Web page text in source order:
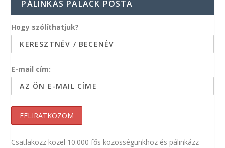
PÁLINKÁS PALACK POSTA
Hogy szólíthatjuk?
E-mail cím:
Csatlakozz közel 10.000 fős közösségünkhöz és pálinkázz